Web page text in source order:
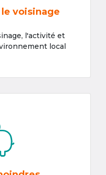
voisinage
l'activité et
local